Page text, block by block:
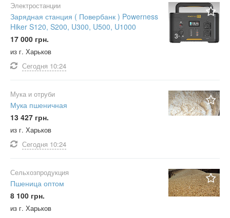
3
Электростанции
Зарядная станция ( Повербанк ) Powerness
Hiker S120, S200, U300, U500, U1000
17 000 грн.
из г. Харьков
Сегодня 10:24
Мука и отруби
Мука пшеничная
13 427 грн.
из г. Харьков
Сегодня 10:24
Сельхозпродукция
Пшеница оптом
8 100 грн.
из г. Харьков